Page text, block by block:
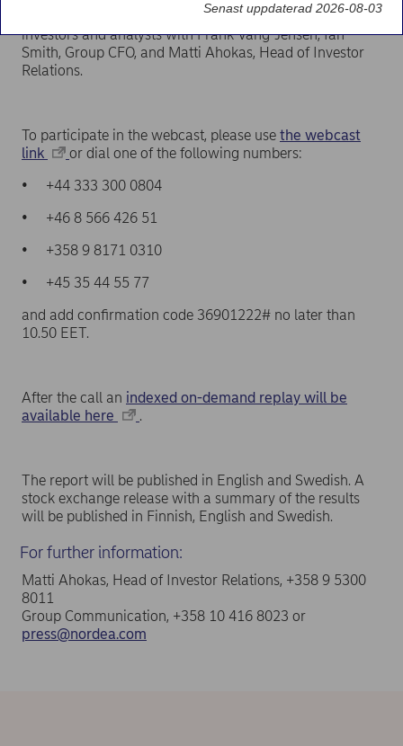
present the results followed by a Q&A audio session for
investors and analysts with Frank Vang-Jensen, Ian
Smith, Group CFO, and Matti Ahokas, Head of Investor
Relations.
To participate in the webcast, please use the webcast
link
or dial one of the following numbers:
• +44 333 300 0804
• +46 8 566 426 51
• +358 9 8171 0310
• +45 35 44 55 77
and add confirmation code 36901222# no later than
10.50 EET.
After the call an indexed on-demand replay will be
available here
.
The report will be published in English and Swedish. A
stock exchange release with a summary of the results
will be published in Finnish, English and Swedish.
For further information:
Matti Ahokas, Head of Investor Relations, +358 9 5300
8011
Group Communication, +358 10 416 8023 or
press@nordea.com
Senast uppdaterad 2026-08-03